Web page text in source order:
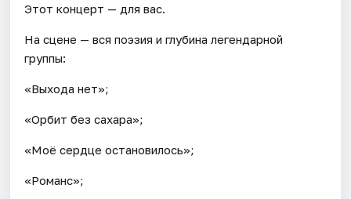
Этот концерт — для вас.
На сцене — вся поэзия и глубина легендарной
группы:
«Выхода нет»;
«Орбит без сахара»;
«Моё сердце остановилось»;
«Романс»;